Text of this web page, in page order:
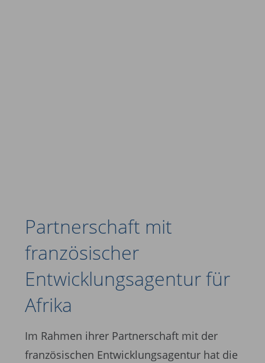
Partnerschaft mit
französischer
Entwicklungs­agentur für
Afrika
Im Rahmen ihrer Partnerschaft mit der
französischen Entwicklungsagentur hat die